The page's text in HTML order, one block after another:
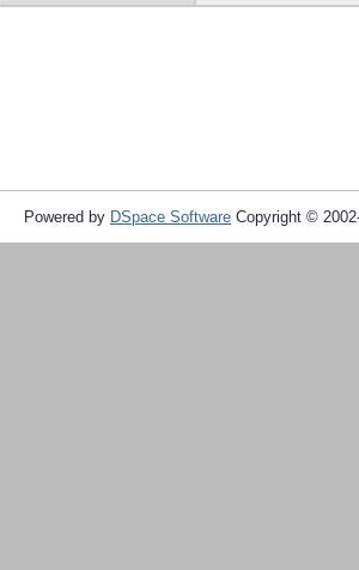
Powered by DSpace Software Copyright ©